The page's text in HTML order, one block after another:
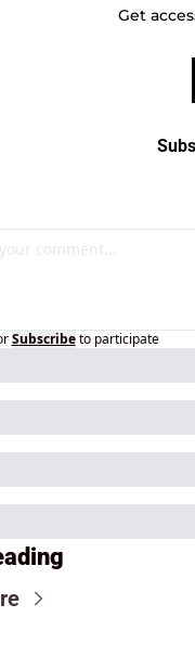
Get
Subscribe to participate